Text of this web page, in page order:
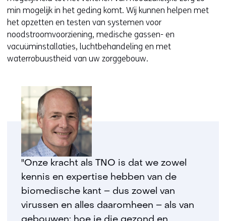
min mogelijk in het geding komt. Wij kunnen helpen met
het opzetten en testen van systemen voor
noodstroomvoorziening, medische gassen- en
vacuüminstallaties, luchtbehandeling en met
waterrobuustheid van uw zorggebouw.
"Onze kracht als TNO is dat we zowel
kennis en expertise hebben van de
biomedische kant – dus zowel van
virussen en alles daaromheen – als van